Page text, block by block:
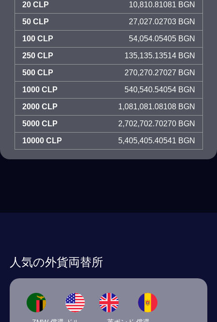
20 CLP 10,810.81081 BGN
50 CLP 27,027.02703 BGN
100 CLP 54,054.05405 BGN
250 CLP 135,135.13514 BGN
500 CLP 270,270.27027 BGN
1000 CLP 540,540.54054 BGN
2000 CLP 1,081,081.08108 BGN
5000 CLP 2,702,702.70270 BGN
10000 CLP 5,405,405.40541 BGN
人気の外貨両替所